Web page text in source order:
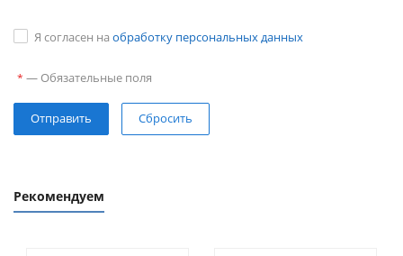
Я согласен на обработку персональных данных
* — Обязательные поля
Сбросить
Рекомендуем